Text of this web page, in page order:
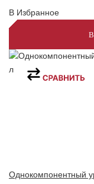
В Избранное
Однокомпонентный